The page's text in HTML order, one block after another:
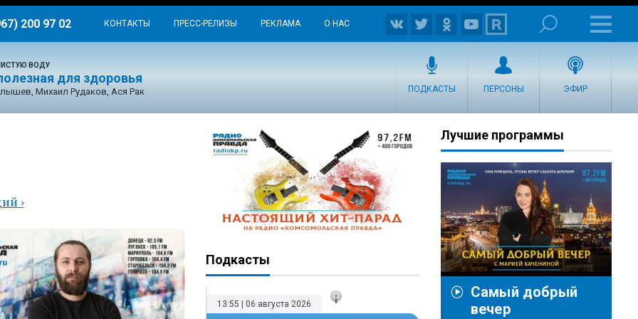
200 97 02 КОНТАКТЫ ПРЕСС-РЕЛИЗЫ РЕКЛАМА О НАС
ВОДУ
для здоровья
Михаил Рудаков, Ася Рак ПОДКАСТЫ ПЕРСОНЫ ЭФИР
›
Подкасты
13:55 | 06 августа 2026
Лучшие программы
Самый добрый
вечер